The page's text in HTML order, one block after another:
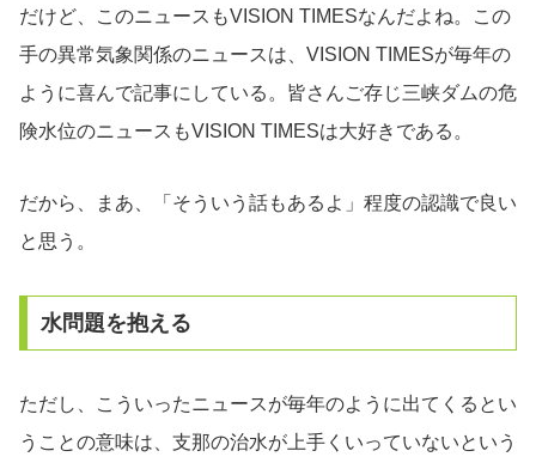
だけど、このニュースもVISION TIMESなんだよね。この
手の異常気象関係のニュースは、VISION TIMESが毎年の
ように喜んで記事にしている。皆さんご存じ三峡ダムの危
険水位のニュースもVISION TIMESは大好きである。
だから、まあ、「そういう話もあるよ」程度の認識で良い
と思う。
水問題を抱える
ただし、こういったニュースが毎年のように出てくるとい
うことの意味は、支那の治水が上手くいっていないという